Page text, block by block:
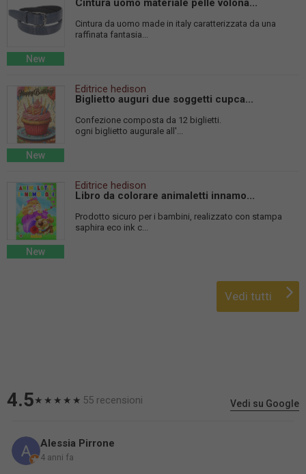
New
Cintura uomo materiale pelle volona...
Cintura da uomo made in italy caratterizzata da una
raffinata fantasia...
New
Editrice hedison
Biglietto auguri due soggetti cupca...
Confezione composta da 12 biglietti.
ogni biglietto augurale all'...
New
Editrice hedison
Libro da colorare animaletti innamo...
Prodotto sicuro per i bambini, realizzato con stampa
saphira eco ink c...
Vedi tutti
4.5★★★★★ 55 recensioni Vedi su Google
Alessia Pirrone
4 anni fa